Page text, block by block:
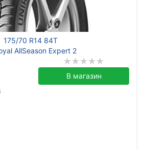
175/70 R14 84T
AllSeason Expert 2
В магазин